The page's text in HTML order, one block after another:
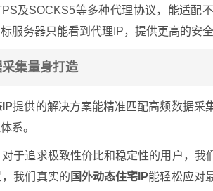
及SOCKS5等多种代理协议，能适配
服务器只能看到代理IP，提供更高的安全
集量身打造
IP提供的解决方案能精准匹配高频数据采
系。
对于追求极致性价比和稳定性的用户，我
我们真实的 国外动态住宅IP能轻松应对